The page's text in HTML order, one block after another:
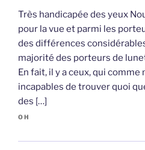
Très handicapée des yeux
pour la vue et parmi les
des différences
majorité des porteurs de
En fait, il y a ceux, qui
incapables de trouver quoi
des […]
OH